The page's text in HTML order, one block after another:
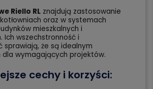
Riello RL znajdują zastosowanie
oraz w systemach
mieszkalnych i
Ich wszechstronność i
sprawiają, że są idealnym
dla wymagających projektów.
cechy i korzyści: